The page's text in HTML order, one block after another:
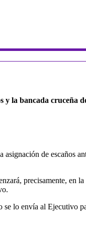
la bancada cruceña
de escaños
precisamente, en
se lo envía al Ejecutivo